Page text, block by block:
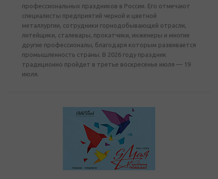
профессиональных праздников в России. Его отмечают
специалисты предприятий черной и цветной
металлургии, сотрудники горнодобывающей отрасли,
литейщики, сталевары, прокатчики, инженеры и многие
другие профессионалы, благодаря которым развивается
промышленность страны. В 2026 году праздник
традиционно пройдет в третье воскресенье июля — 19
июля.